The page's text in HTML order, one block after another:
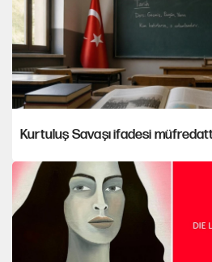
Kurtuluş Savaşı ifadesi